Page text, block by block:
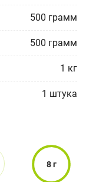
500 грамм
500 грамм
1 кг
1 штука
8 г